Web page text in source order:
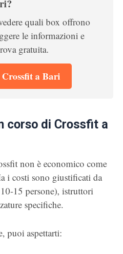
quali box offrono
le informazioni e
gratuita.
a Bari
corso di Crossfit a
non è economico come
i costi sono giustificati da
15 persone), istruttori
specifiche.
puoi aspettarti: